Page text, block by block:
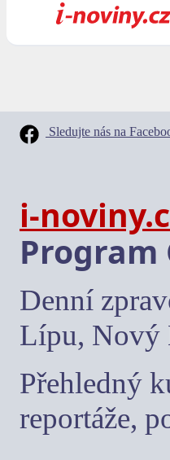
Sledujte nás na
i-
Program
Denní
Lípu, Nový
Přehledný
reportáže,